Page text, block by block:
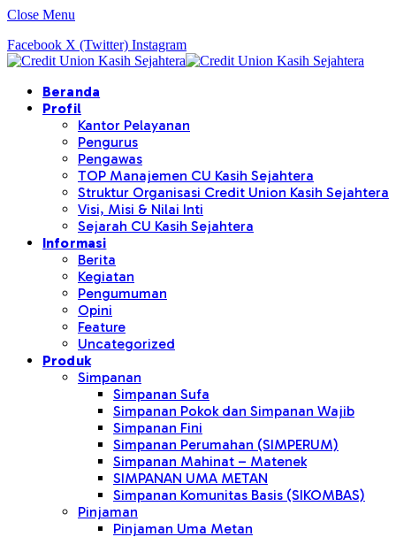
Close Menu
Facebook X (Twitter) Instagram
Beranda
Profil
Kantor Pelayanan
Pengurus
Pengawas
TOP Manajemen CU Kasih Sejahtera
Struktur Organisasi Credit Union Kasih Sejahtera
Visi, Misi & Nilai Inti
Sejarah CU Kasih Sejahtera
Informasi
Berita
Kegiatan
Pengumuman
Opini
Feature
Uncategorized
Produk
Simpanan
Simpanan Sufa
Simpanan Pokok dan Simpanan Wajib
Simpanan Fini
Simpanan Perumahan (SIMPERUM)
Simpanan Mahinat – Matenek
SIMPANAN UMA METAN
Simpanan Komunitas Basis (SIKOMBAS)
Pinjaman
Pinjaman Uma Metan